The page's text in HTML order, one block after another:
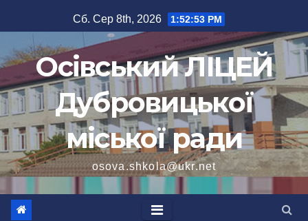
до
вмісту
Сб. Сер 8th, 2026 1:52:53 PM
Осівський ЛІЦЕЙ
Дубровицької
міської ради
osova.shkola@ukr.net